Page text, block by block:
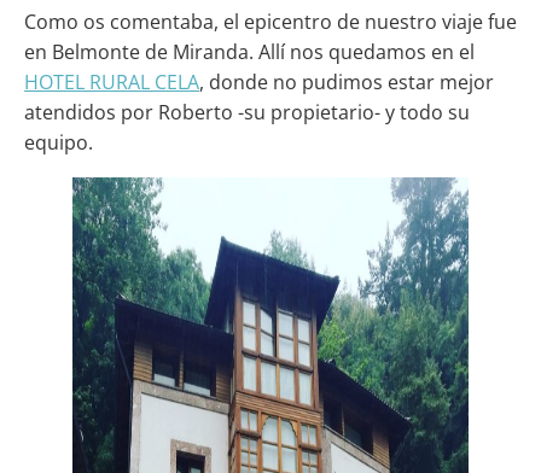
Como os comentaba, el epicentro de nuestro viaje fue
en Belmonte de Miranda. Allí nos quedamos en el
HOTEL RURAL CELA, donde no pudimos estar mejor
atendidos por Roberto -su propietario- y todo su
equipo.